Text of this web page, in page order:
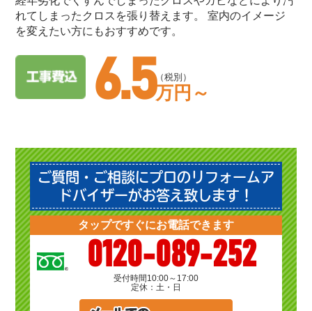
れてしまったクロスを張り替えます。 室内のイメージ
を変えたい方にもおすすめです。
6.5万円～
（税別）
ご質問・ご相談にプロのリフォームア
ドバイザーがお答え致します！
タップですぐにお電話できます
0120-089-252
受付時間 10:00～17:00
定休：土・日